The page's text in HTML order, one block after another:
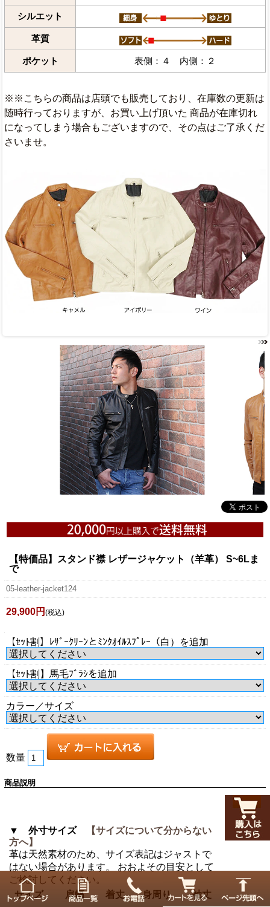
シルエット
革質
ポケット 表側：４ 内側：２
※※こちらの商品は店頭でも販売しており、在庫数の更新は
随時行っておりますが、お買い上げ頂いた 商品が在庫切れ
になってしまう場合もございますので、その点はご了承くだ
さいませ。
【特価品】スタンド襟 レザージャケット（羊革） S~6Lま
で
05-leather-jacket124
29,900円 (税込)
【ｾｯﾄ割】ﾚｻﾞｰｸﾘｰﾝとﾐﾝｸｵｲﾙｽﾌﾟﾚｰ（白）を追加
【ｾｯﾄ割】馬毛ﾌﾞﾗｼを追加
カラー／サイズ
数量
商品説明
▼ 外寸サイズ
【サイズについて分からない
方へ】
革は天然素材のため、サイズ表記はジャストで
はない場合があります。 おおよその目安として
ご検討してください。
サイズ
肩幅 着丈 身周り 袖丈